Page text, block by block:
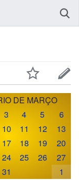
DE MARÇO
3 4 5
6
10 11 12
13
17 18 19
20
24 25 26
27
31 1